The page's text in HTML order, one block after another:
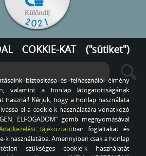
mentes egészséges
növényvédelem, akkor
COKKIE-KAT ("sütiket")
biztosítása és felhasználói élmény
valamint a honlap látogatottságának
használ! Kérjük, hogy a honlap használata
el a cookie-k használatára vonatkozó
ELFOGADOM” gomb megnyomásával
tájékoztatóban foglaltakat és
k használatába. Amennyiben csak a honlap
szükséges cookie-k használatát